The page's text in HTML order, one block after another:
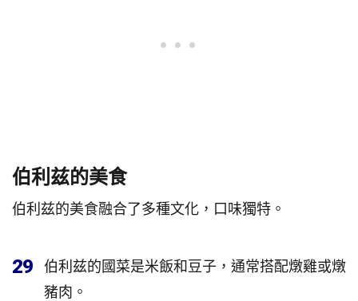
伯利兹的美食
伯利兹的美食融合了多種文化，口味獨特。
29
伯利兹的國菜是米飯和豆子，通常搭配燉雞或燉
豬肉。